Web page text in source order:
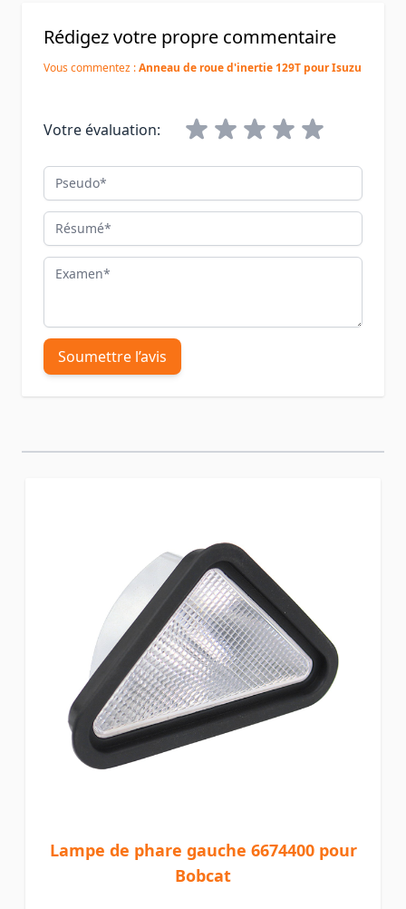
Rédigez votre propre commentaire
Vous commentez :Anneau de roue d'inertie 129T pour Isuzu
Votre évaluation:
Pseudo
Résumé
Examen
Soumettre l’avis
Lampe de phare gauche 6674400 pour
Bobcat